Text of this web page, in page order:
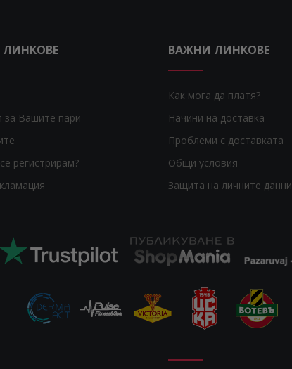
за Вашите пари
регистрирам?
ВАЖНИ ЛИНКОВЕ
Как мога да платя?
Начини на доставка
Проблеми с доставката
Общи условия
Защита на личните данни